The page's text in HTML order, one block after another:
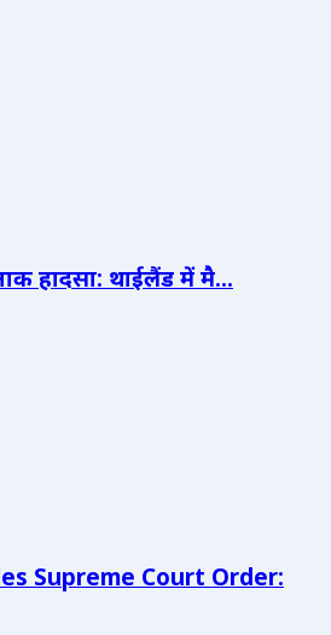
हादसा: थाईलैंड में मै...
Supreme Court Order: